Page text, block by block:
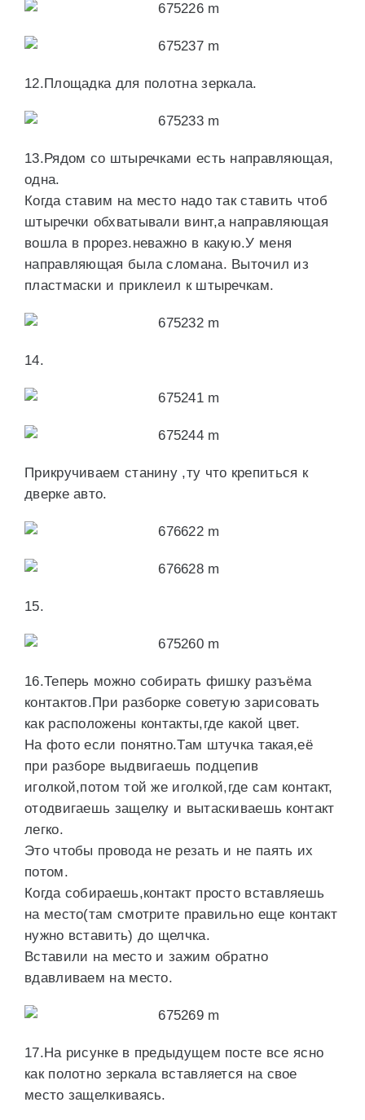
12.Площадка для полотна зеркала.
13.Рядом со штыречками есть направляющая,
одна.
Когда ставим на место надо так ставить чтоб
штыречки обхватывали винт,а направляющая
вошла в прорез.неважно в какую.У меня
направляющая была сломана. Выточил из
пластмаски и приклеил к штыречкам.
14.
Прикручиваем станину ,ту что крепиться к
дверке авто.
15.
16.Теперь можно собирать фишку разъёма
контактов.При разборке советую зарисовать
как расположены контакты,где какой цвет.
На фото если понятно.Там штучка такая,её
при разборе выдвигаешь подцепив
иголкой,потом той же иголкой,где сам контакт,
отодвигаешь защелку и вытаскиваешь контакт
легко.
Это чтобы провода не резать и не паять их
потом.
Когда собираешь,контакт просто вставляешь
на место(там смотрите правильно еще контакт
нужно вставить) до щелчка.
Вставили на место и зажим обратно
вдавливаем на место.
17.На рисунке в предыдущем посте все ясно
как полотно зеркала вставляется на свое
место защелкиваясь.